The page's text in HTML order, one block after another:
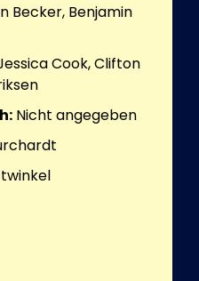
Becker, Benjamin
Cook, Clifton
Nicht angegeben